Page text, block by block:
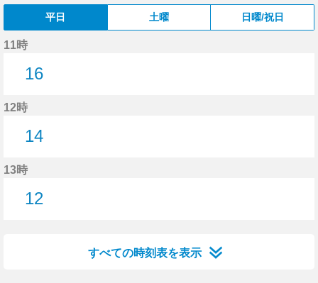
平日 土曜 日曜/祝日
11時
16
12時
14
13時
12
すべての時刻表を表示